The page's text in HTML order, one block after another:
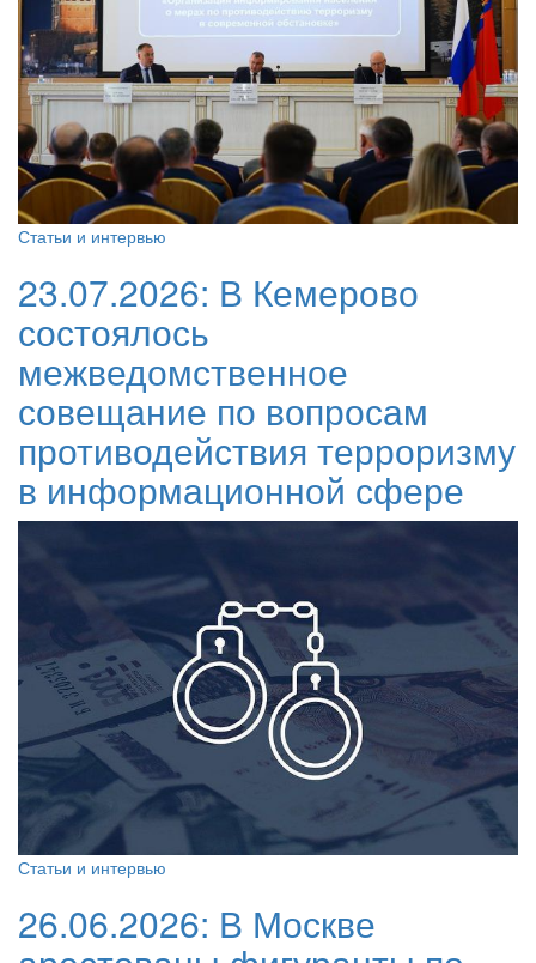
Статьи и интервью
23.07.2026: В Кемерово
состоялось
межведомственное
совещание по вопросам
противодействия терроризму
в информационной сфере
Статьи и интервью
26.06.2026: В Москве